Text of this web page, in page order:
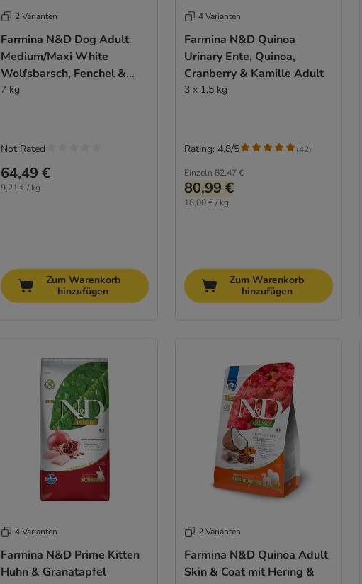
2 Varianten
Farmina N&D Dog Adult
Medium/Maxi White
Wolfsbarsch, Fenchel &
Spirulina
7 kg
64,49 €
9,21 € / kg
Not Rated
Zum Warenkorb
hinzufügen
4 Varianten
Farmina N&D Quinoa
Urinary Ente, Quinoa,
Cranberry & Kamille Adult
3 x 1,5 kg
Einzeln 82,47 €
80,99 €
18,00 € / kg
Rating: 4.8/5 (42)
Zum Warenkorb
hinzufügen
4 Varianten
Farmina N&D Prime Kitten
Huhn & Granatapfel
2 Varianten
Farmina N&D Quinoa Adult
Skin & Coat mit Hering &